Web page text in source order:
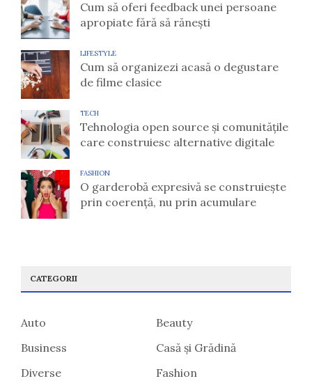
Cum să oferi feedback unei persoane
apropiate fără să rănești
LIFESTYLE
Cum să organizezi acasă o degustare
de filme clasice
TECH
Tehnologia open source și comunitățile
care construiesc alternative digitale
FASHION
O garderobă expresivă se construiește
prin coerență, nu prin acumulare
CATEGORII
Auto
Beauty
Business
Casă și Grădină
Diverse
Fashion